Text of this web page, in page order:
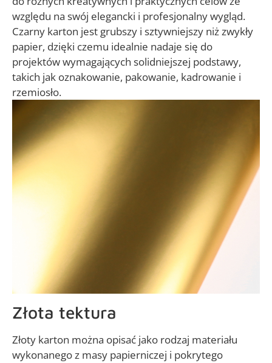
względu na swój elegancki i profesjonalny wygląd.
Czarny karton jest grubszy i sztywniejszy niż zwykły
papier, dzięki czemu idealnie nadaje się do
projektów wymagających solidniejszej podstawy,
takich jak oznakowanie, pakowanie, kadrowanie i
rzemiosło.
Złota tektura
Złoty karton można opisać jako rodzaj materiału
wykonanego z masy papierniczej i pokrytego